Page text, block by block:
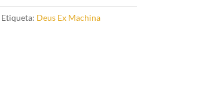
Etiqueta: Deus Ex Machina